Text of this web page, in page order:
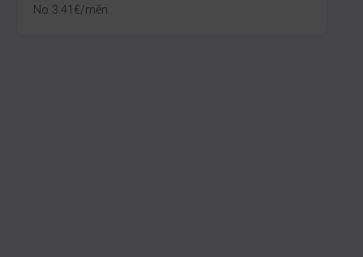
No 3.41 €/mēn.